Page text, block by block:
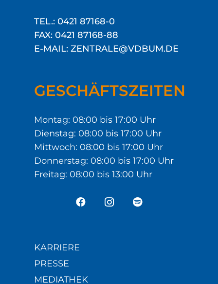
TEL.: 0421 87168-0
FAX: 0421 87168-88
E-MAIL: ZENTRALE@VDBUM.DE
GESCHÄFTSZEITEN
Montag: 08:00 bis 17:00 Uhr
Dienstag: 08:00 bis 17:00 Uhr
Mittwoch: 08:00 bis 17:00 Uhr
Donnerstag: 08:00 bis 17:00 Uhr
Freitag: 08:00 bis 13:00 Uhr
KARRIERE
PRESSE
MEDIATHEK